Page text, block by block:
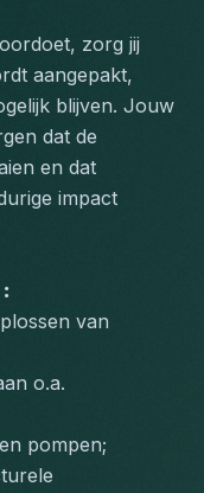
zorg jij
aangepakt,
blijven. Jouw
dat de
en dat
impact
van
o.a.
pompen;